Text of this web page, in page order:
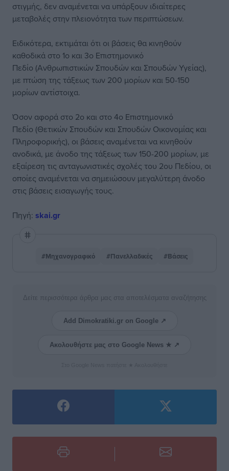
στιγμής, δεν αναμένεται να υπάρξουν ιδιαίτερες
μεταβολές στην πλειονότητα των περιπτώσεων.
Ειδικότερα, εκτιμάται ότι οι βάσεις θα κινηθούν
καθοδικά στο 1ο και 3ο Επιστημονικό
Πεδίο (Ανθρωπιστικών Σπουδών και Σπουδών Υγείας),
με πτώση της τάξεως των 200 μορίων και 50-150
μορίων αντίστοιχα.
Όσον αφορά στο 2ο και στο 4ο Επιστημονικό
Πεδίο (Θετικών Σπουδών και Σπουδών Οικονομίας και
Πληροφορικής), οι βάσεις αναμένεται να κινηθούν
ανοδικά, με άνοδο της τάξεως των 150-200 μορίων, με
εξαίρεση τις ανταγωνιστικές σχολές του 2ου Πεδίου, οι
οποίες αναμένεται να σημειώσουν μεγαλύτερη άνοδο
στις βάσεις εισαγωγής τους.
Πηγή: skai.gr
#Μηχανογραφικό #Πανελλαδικές #Βάσεις
Δείτε περισσότερα άρθρα μας στα αποτελέσματα αναζήτησης
Add Dimokratiki.gr on Google ↗
Ακολουθήστε μας στο Google News ★ ↗